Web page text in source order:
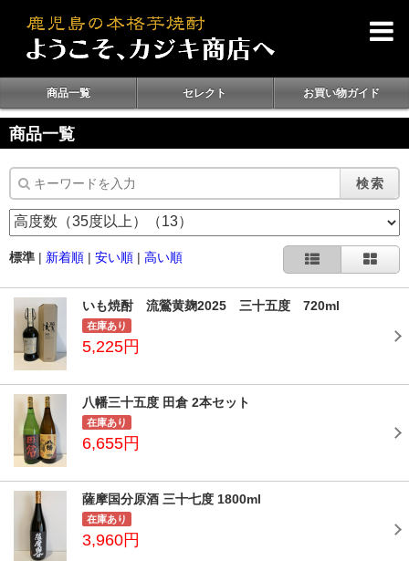
商品一覧 セレクト お買い物ガイド
商品一覧
検索
標準 | 新着順 | 安い順 | 高い順
いも焼酎 流鶯黄麹2025 三十五度 720ml
在庫あり
5,225円
八幡三十五度 田倉 2本セット
在庫あり
6,655円
薩摩国分原酒 三十七度 1800ml
在庫あり
3,960円